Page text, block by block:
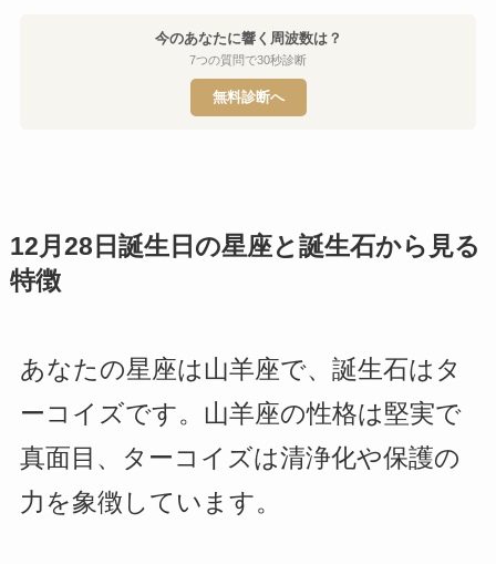
今のあなたに響く周波数は？
7つの質問で30秒診断
無料診断へ
12月28日誕生日の星座と誕生石から見る
特徴
あなたの星座は山羊座で、誕生石はタ
ーコイズです。山羊座の性格は堅実で
真面目、ターコイズは清浄化や保護の
力を象徴しています。